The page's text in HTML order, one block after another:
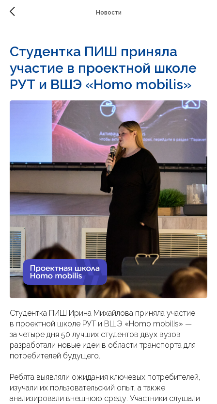
Новости
Студентка ПИШ приняла
участие в проектной школе
РУТ и ВШЭ «Homo mobilis»
Студентка ПИШ Ирина Михайлова приняла участие
в проектной школе РУТ и ВШЭ «Homo mobilis» —
за четыре дня 50 лучших студентов двух вузов
разработали новые идеи в области транспорта для
потребителей будущего.
Ребята выявляли ожидания ключевых потребителей,
изучали их пользовательский опыт, а также
анализировали внешнюю среду. Участники слушали